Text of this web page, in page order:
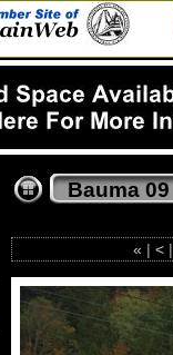
Bauma 09
« | < |